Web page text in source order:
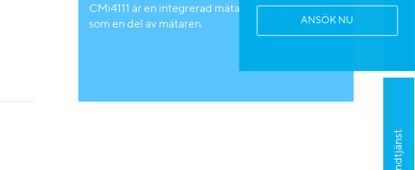
Kundtjänst
ANSÖK NU
CMi4111 är en integrerad mätarmodul utformad
som en del av mätaren.